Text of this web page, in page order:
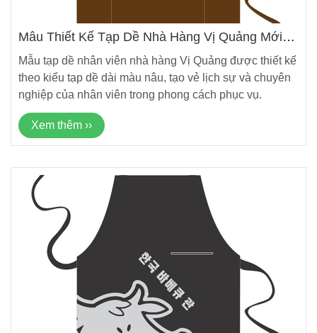
Mẫu Thiết Kế Tạp Dề Nhà Hàng Vị Quảng Mới
Mẫu tạp dề nhân viên nhà hàng Vị Quảng được thiết kế
theo kiểu tạp dề dài màu nâu, tạo vẻ lịch sự và chuyên
nghiệp của nhân viên trong phong cách phục vụ.
Xem thêm ››